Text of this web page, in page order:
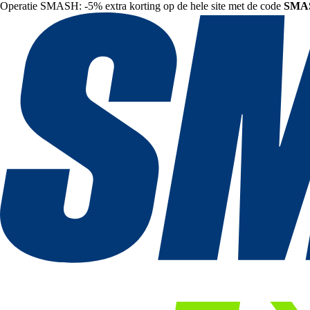
Operatie SMASH: -5% extra korting op de hele site met de code